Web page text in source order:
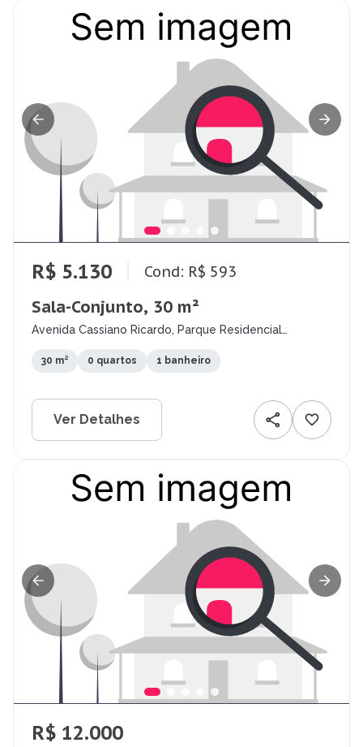
R$ 5.130 Cond: R$ 593
Sala-Conjunto, 30 m²
Avenida Cassiano Ricardo, Parque Residencial
30 m² 0 quartos 1 banheiro
Ver Detalhes
R$ 12.000